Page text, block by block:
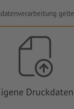
Druckdaten